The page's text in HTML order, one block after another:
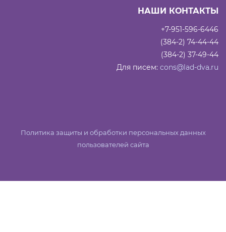
НАШИ КОНТАКТЫ
+7-951-596-6446
(384-2) 74-44-44
(384-2) 37-49-44
Для писем: cons@lad-dva.ru
Политика защиты и обработки персональных данных
пользователей сайта